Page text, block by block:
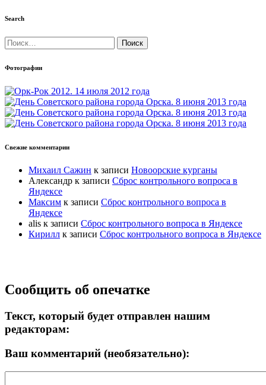
Search
Найти:
Фотографии
Свежие комментарии
Михаил Сажин к записи Новоорские курганы
Александр к записи Сброс контрольного вопроса в
Яндексе
Максим к записи Сброс контрольного вопроса в
Яндексе
alis к записи Сброс контрольного вопроса в Яндексе
Кирилл к записи Сброс контрольного вопроса в Яндексе
Прокрутка
вверх
Сообщить об опечатке
Текст, который будет отправлен нашим
редакторам:
Ваш комментарий (необязательно):